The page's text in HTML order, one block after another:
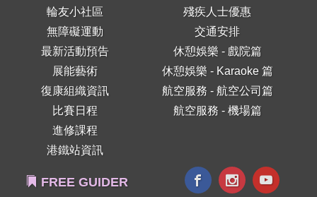
輪友小社區
無障礙運動
最新活動預告
展能藝術
復康組織資訊
比賽日程
進修課程
港鐵站資訊
殘疾人士優惠
交通安排
休憩娛樂 - 戲院篇
休憩娛樂 - Karaoke 篇
航空服務 - 航空公司篇
航空服務 - 機場篇
FREE GUIDER